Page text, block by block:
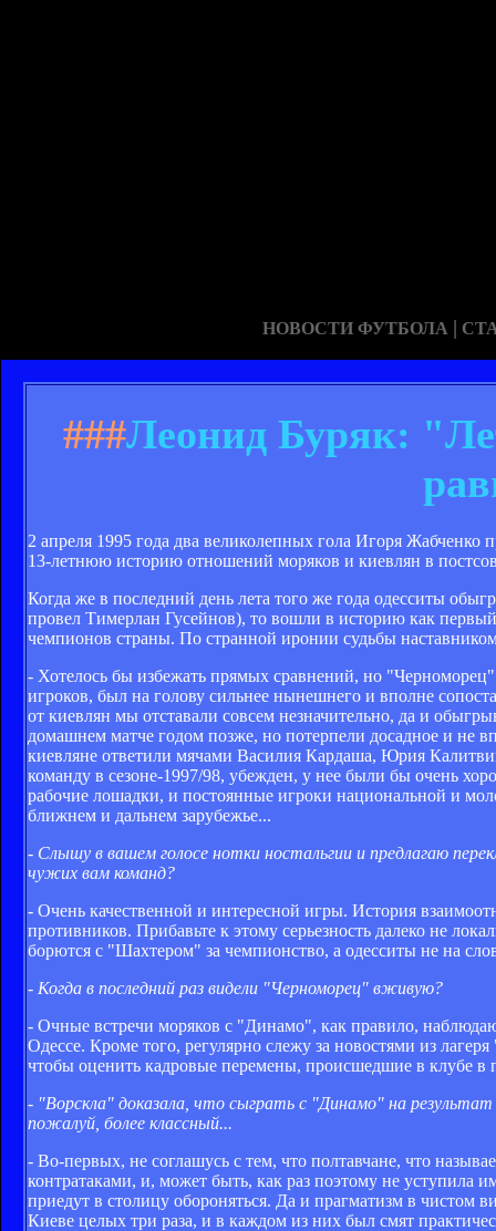
НОВОСТИ ФУТБОЛА |
###Леонид Буряк:
2 апреля 1995 года два великолепных гола Игоря
13-летнюю историю отношений моряков и киевлян в
Когда же в последний день лета того же года одесситы
провел Тимерлан Гусейнов), то вошли в историю как
чемпионов страны. По странной иронии судьбы
- Хотелось бы избежать прямых сравнений, но
игроков, был на голову сильнее нынешнего и вполне
от киевлян мы отставали совсем незначительно, да и
домашнем матче годом позже, но потерпели досадное и не
киевляне ответили мячами Василия Кардаша, Юрия
команду в сезоне-1997/98, убежден, у нее были бы очень
рабочие лошадки, и постоянные игроки национальной и
ближнем и дальнем зарубежье...
- Слышу в вашем голосе нотки ностальгии и предлагаю
чужих вам команд?
- Очень качественной и интересной игры. История
противников. Прибавьте к этому серьезность далеко не
борются с "Шахтером" за чемпионство, а одесситы не на
- Когда в последний раз видели "Черноморец" вживую?
- Очные встречи моряков с "Динамо", как правило,
Одессе. Кроме того, регулярно слежу за новостями из
чтобы оценить кадровые перемены, происшедшие в клубе в
- "Ворскла" доказала, что сыграть с "Динамо" на
пожалуй, более классный...
- Во-первых, не соглашусь с тем, что полтавчане, что
контратаками, и, может быть, как раз поэтому не уступила
приедут в столицу обороняться. Да и прагматизм в
Киеве целых три раза, и в каждом из них был смят